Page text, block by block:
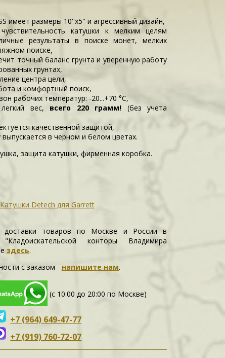
имеет размеры 10''x5'' и агрессивный дизайн,
катушки к мелким целям
результаты в поиске монет, мелких
поиске,
точный баланс грунта и уверенную работу
грунтах,
центра цели,
и комфортный поиск,
рабочих температур: -20...+70 °C,
вес, всего 220 грамм! (без учета
качественной защитой,
выпускается в черном и белом цветах.
защита катушки, фирменная коробка.
Катушки Detech для Garrett
доставки товаров по Москве и России в
"Кладоискательской конторы Владимира
здесь.
c заказом - напишите нам.
(с 10:00 до 20:00 по Москве)
+7 (964) 649-47-77
+7 (919) 760-72-07